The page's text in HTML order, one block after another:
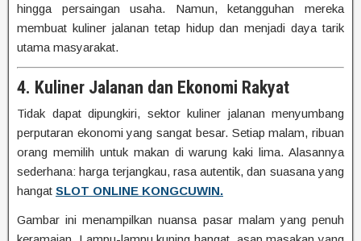
hingga persaingan usaha. Namun, ketangguhan mereka
membuat kuliner jalanan tetap hidup dan menjadi daya tarik
utama masyarakat.
4. Kuliner Jalanan dan Ekonomi Rakyat
Tidak dapat dipungkiri, sektor kuliner jalanan menyumbang
perputaran ekonomi yang sangat besar. Setiap malam, ribuan
orang memilih untuk makan di warung kaki lima. Alasannya
sederhana: harga terjangkau, rasa autentik, dan suasana yang
hangat SLOT ONLINE KONGCUWIN.
Gambar ini menampilkan nuansa pasar malam yang penuh